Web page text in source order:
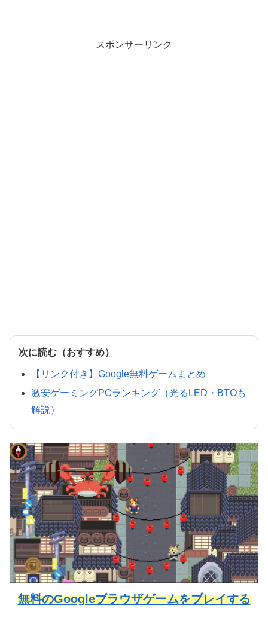
スポンサーリンク
次に読む（おすすめ）
【リンク付き】Google無料ゲームまとめ
激安ゲーミングPCランキング（光るLED・BTOも
解説）
無料のGoogleブラウザゲームをプレイする